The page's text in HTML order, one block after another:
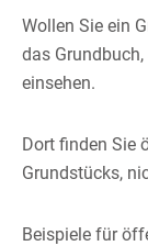
Wollen Sie ein
das
einsehen.
Dort finden Sie
Grundstücks,
Beispiele für